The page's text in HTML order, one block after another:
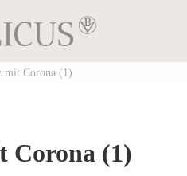
mit Corona (1)
Corona (1)